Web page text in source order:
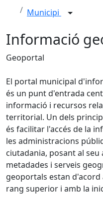
Municipi
Informació
Geoportal
El portal municipal
és un punt d'entrada
informació i recursos
territorial. Un dels
és facilitar l'accés de la
les administracions
ciutadania, posant al seu
metadades i serveis
geoportals estan d'acord
rang superior i amb la